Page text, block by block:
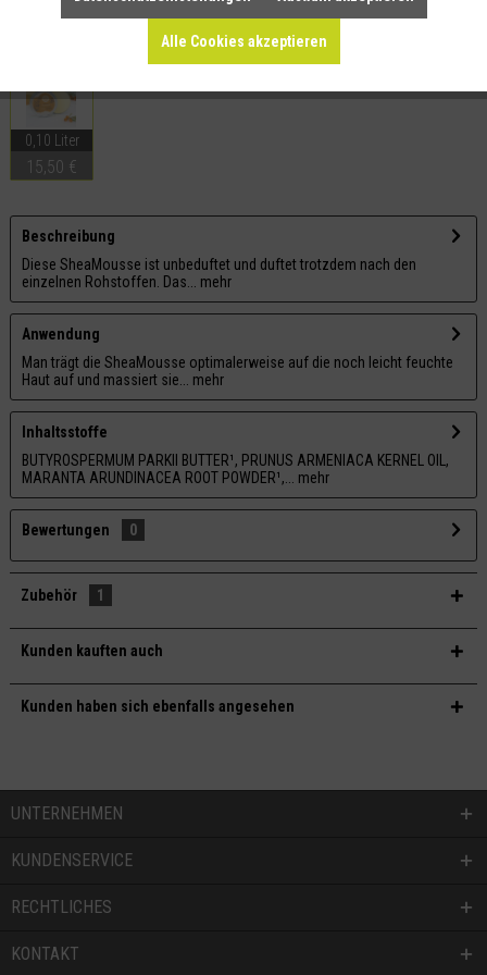
Merken Teilen
Dieser Artikel ist auch in folgenden Größen erhältlich:
0,10 Liter
15,50 €
Beschreibung
Diese SheaMousse ist unbeduftet und duftet trotzdem nach den
einzelnen Rohstoffen. Das...
mehr
Anwendung
Man trägt die SheaMousse optimalerweise auf die noch leicht feuchte
Haut auf und massiert sie...
mehr
Inhaltsstoffe
BUTYROSPERMUM PARKII BUTTER¹, PRUNUS ARMENIACA KERNEL OIL,
MARANTA ARUNDINACEA ROOT POWDER¹,...
mehr
Bewertungen 0
Zubehör 1
Kunden kauften auch
Kunden haben sich ebenfalls angesehen
UNTERNEHMEN
KUNDENSERVICE
RECHTLICHES
KONTAKT
Alle Cookies akzeptieren